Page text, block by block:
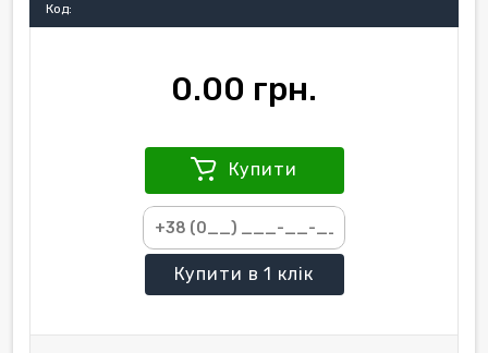
Код:
0.00 грн.
Купити
Купити в 1 клік